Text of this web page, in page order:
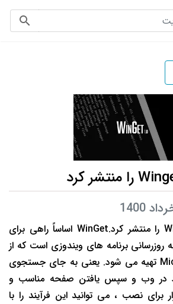
جستجو
یکروسافت WinGet 1.0 را منتشر کرد.WinGet اساساً راهی برای
برنامه های ویندوزی است که از
خارج Microsoft Store تهیه می شود. یعنی به جای جستجوی
خود در وب و سپس یافتن صفحه مناسب و
برای نصب ، می توانید این فرآیند را با